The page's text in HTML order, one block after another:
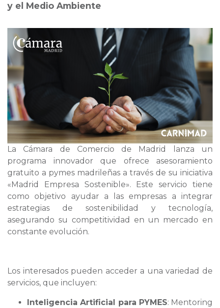
y el Medio Ambiente
La Cámara de Comercio de Madrid lanza un
programa innovador que ofrece asesoramiento
gratuito a pymes madrileñas a través de su iniciativa
«Madrid Empresa Sostenible». Este servicio tiene
como objetivo ayudar a las empresas a integrar
estrategias de sostenibilidad y tecnología,
asegurando su competitividad en un mercado en
constante evolución.
Los interesados pueden acceder a una variedad de
servicios, que incluyen:
Inteligencia Artificial para PYMES: Mentoring